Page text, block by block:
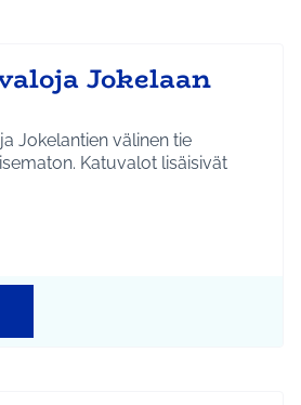
Jokelaan
Jokelantien välinen tie
Katuvalot lisäisivät
mukaan: Jokela